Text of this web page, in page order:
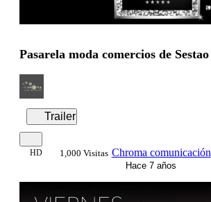
Pasarela moda comercios de Sestao
Trailer
HD 1,000 Visitas Chroma comunicación
Hace 7 años